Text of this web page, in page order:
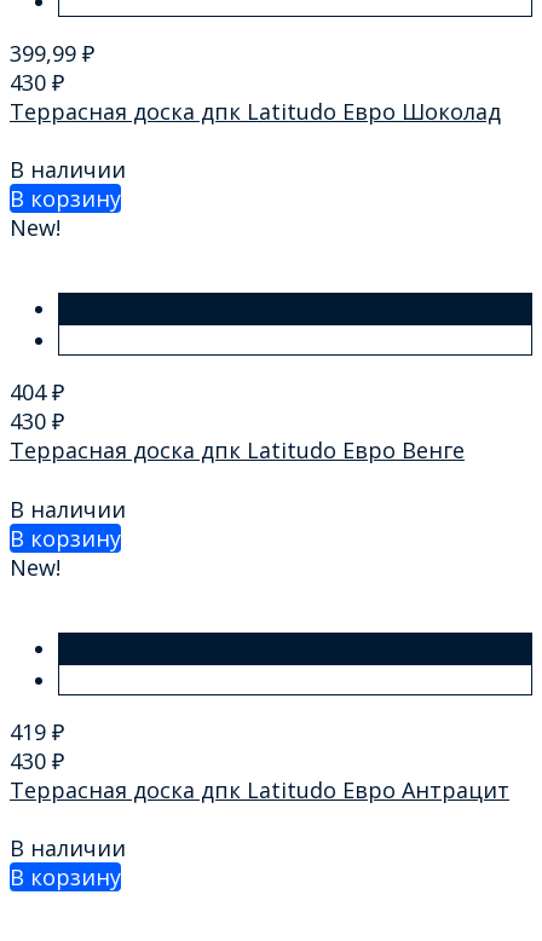
399,99 ₽
430 ₽
Террасная доска дпк Latitudo Евро Шоколад
В наличии
В корзину
New!
404₽
430 ₽
Террасная доска дпк Latitudo Евро Венге
В наличии
В корзину
New!
419 ₽
430 ₽
Террасная доска дпк Latitudo Евро Антрацит
В наличии
В корзину